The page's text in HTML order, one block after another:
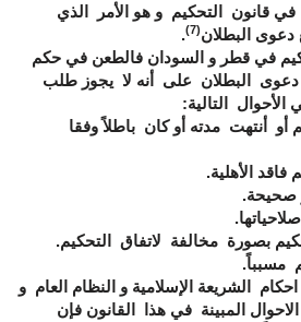
قانون التحكيم و هو الأمر الذي
البطلان(7)
.
في قطر و السودان فالطعن في حكم
البطلان على أنه لا يجوز طلب
التالية:
أنتهت مدته أو كان باطلاً وفقا
فاقد الأهلية.
صحيحة.
بصورة مخالفة لاتفاق التحكيم.
مسبباً.
الشريعة الإسلامية و النظام العام و
المبينة في هذا القانون فإن